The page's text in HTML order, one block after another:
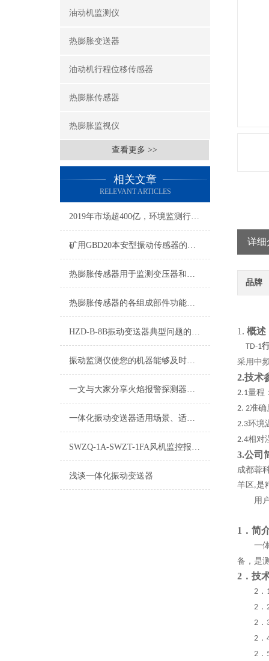
油动机监测仪
热膨胀变送器
油动机行程位移传感器
热膨胀传感器
热膨胀监视仪
查看更多 >>
相关文章
RELEVANT ARTICLES
2019年市场超400亿，环境监测行业迎优先机遇
矿用GBD20本安型振动传感器的特点
热膨胀传感器用于监测变压器和电缆的温升，防止过热造成损害
热膨胀传感器的各组成部件功能特点分享
HZD-B-8B振动变送器典型问题的快速诊断与应对策略分享
振动监测仪使您的机器能够及时得到保护避免不必要的经济损失
一文与大家分享火焰报警探测器的安装位置选择方法
一体化振动变送器适用场景、适用设备及安装位置详解
SWZQ-1A-SWZT-1FA风机监控报警器技术参数
浅谈一体化振动变送器
详细
品牌
1. 概述
TD-1
采用中
2.技术
2.1量程
2. 2准确
2.3环境
2.4相对
3.公司
成都蓉
羊区 ,是
用
1．简
一
备，是
2 ． 技
2 ．
2 ．
2 ．
2 ．
2 ．